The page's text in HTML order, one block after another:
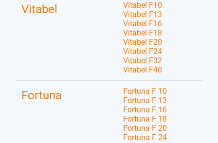
Vitabel
Vitabel F10
Vitabel F13
Vitabel F16
Vitabel F18
Vitabel F20
Vitabel F24
Vitabel F32
Vitabel F40
Fortuna
Fortuna F 10
Fortuna F 13
Fortuna F 16
Fortuna F 18
Fortuna F 20
Fortuna F 24